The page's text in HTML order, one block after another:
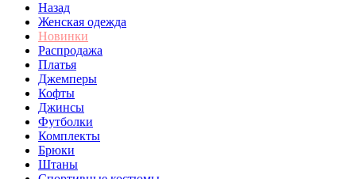
Назад
Женская одежда
Новинки
Распродажа
Платья
Джемперы
Кофты
Джинсы
Футболки
Комплекты
Брюки
Штаны